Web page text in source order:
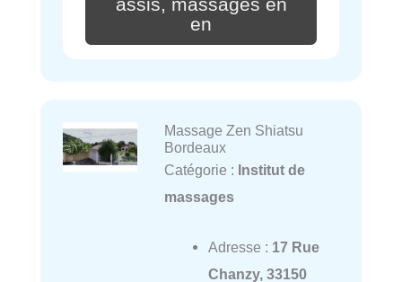
assis, massages en
en
Massage Zen Shiatsu
Bordeaux
Catégorie : Institut de
massages
Adresse : 17 Rue
Chanzy, 33150